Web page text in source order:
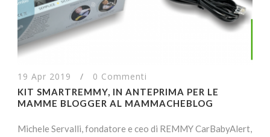
19 Apr 2019 / 0 Commenti
KIT SMARTREMMY, IN ANTEPRIMA PER LE
MAMME BLOGGER AL MAMMACHEBLOG
Michele Servalli, fondatore e ceo di REMMY CarBabyAlert,